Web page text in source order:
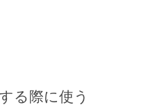
る際に使う